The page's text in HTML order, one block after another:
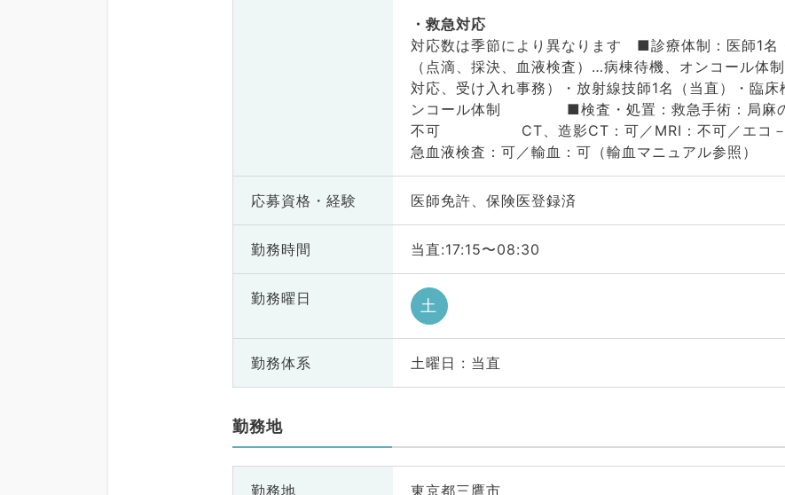
救急対応
対応数は季節により異なります ■診療体制：医師1名
（点滴、採決、血液検査）…病棟待機、オンコール体
対応、受け入れ事務）・放射線技師1名（当直）・臨
ンコール体制 ■検査・処置：救急手術：局麻の
不可 CT、造影CT：可／MRI：不可／
急血液検査：可／輸血：可（輸血マニュアル参照）
応募資格・ 経験 医師免許、保険医登録済
勤務時間 当直:17:15〜08:30
勤務曜日 土
勤務体系 土曜日 : 当直
勤務地
勤務地 東京都三鷹市